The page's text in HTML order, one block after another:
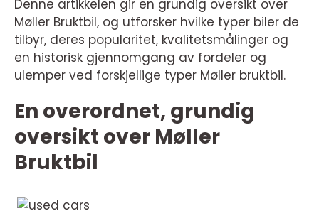
Denne artikkelen gir en grundig oversikt over
Møller Bruktbil, og utforsker hvilke typer biler de
tilbyr, deres popularitet, kvalitetsmålinger og
en historisk gjennomgang av fordeler og
ulemper ved forskjellige typer Møller bruktbil.
En overordnet, grundig
oversikt over Møller
Bruktbil